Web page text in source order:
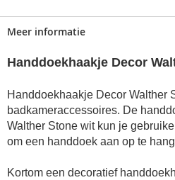
Meer informatie
Handdoekhaakje Decor
Handdoekhaakje Decor Walther
badkameraccessoires. De
Walther Stone wit kun je
om een handdoek aan op te
Kortom een decoratief